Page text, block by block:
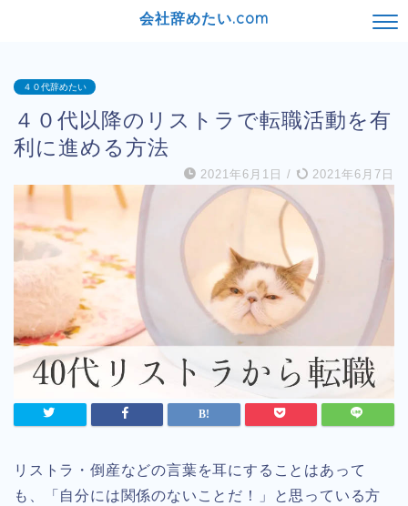
会社辞めたい.com
４０代辞めたい
４０代以降のリストラで転職活動を有
利に進める方法
2021年6月1日 / 2021年6月7日
リストラ・倒産などの言葉を耳にすることはあって
も、「自分には関係のないことだ！」と思っている方